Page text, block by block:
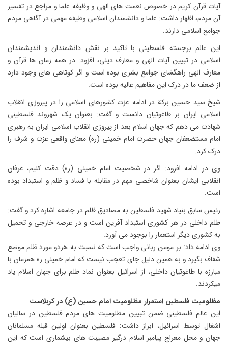
آیات قرآن کریم در خصوص نعمت های الهی و وظیفه علما و مراجع در تفسیر
آن مردم، اظهار داشت: علما و دانشمندان اسلامی وظیفه مهمی در آگاهی مردم
جوامع اسلامی دارند.
این عالم برجسته فلسطینی با تاکید بر نقش دانشمندان و اندیشمندان
اسلامی در تبیین آیات الهی و معارف دینی، افزود: در همه زمان ها قرآن و
معارف الهی راهگشای جوامع بشری بوده است و اگر کوتاهی های وجود دارد
از ضعف ما در درک این مفاهیم عالیه بوده است.
شیخ سید حسین برکة در ادامه عزت کشورهای اسلامی را در پیروزی انقلاب
اسلامی ایران بر طاغوتیان دانست و گفت: بعنوان یک شهروند فلسطینی
شهادت می دهم که جهان اسلام بعد از پیروزی انقلاب اسلامی ایران به رهبری
امام مستضعفان جهان حضرت امام خمینی (ره) معنای واقعی عزت و شرف را
درک کرد.
وی در ادامه افزود: اگر در شخصیت امام خمینی (ره) دقت کنیم، عرفان
انقلابی ایشان بعنوان شاخصی مهم در مقابله با فساد و ظلم و استبداد بوده
است.
رئیس سابق بنیاد شهید فلسطین به مصادیق ظلم در جامعه اشاره کرد و گفت:
ظلم داخلی در هر کشوری استبداد آفرین است و در عرصه خارجی و تحمیل
به کشوری دیگر استعمار را بوجود می آورد.
وی ادامه داد: بر مومن ربانی واجب است که نسبت به هردو مورد ظلم موضع
شفاف بگیرد و به همین دلیل جای تعجب نیست که امام خمینی ره همزمان با
مبارزه با طاغوتیان داخلی، از اسرائیل بعنوان نماد ظلم برای جهان اسلام یاد
میکردند.
مظلومیت فلسطین استمرار مظلومیت امام حسین (ع) در کربلاست
این عالم فلسطینی ضمن تبیین مظلومیت های مردم فلسطین در سالیان
اشغال توسط اسرائیل، ابراز داشت: فلسطین بعنوان اولین قبله مسلمانان
جهان و محل معراج پیامبر اسلام درگیر مصیبت های بیشماری است که این